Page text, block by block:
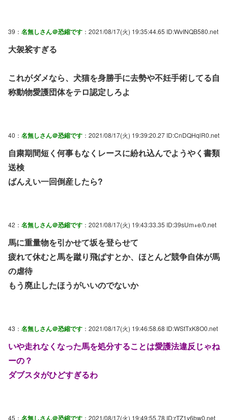
39： 名無しさん＠恐縮です ：2021/08/17(火) 19:35:44.65 ID:WvINQB580.net
大袈裟すぎる
これがダメなら、犬猫を身勝手に去勢や不妊手術してる自
称動物愛護団体をテロ認定しろよ
40： 名無しさん＠恐縮です ：2021/08/17(火) 19:39:20.27 ID:CnDQHqlR0.net
自粛期間短く何事もなくレースに紛れ込んでようやく書類
送検
ばんえい一回倒産したら?
42： 名無しさん＠恐縮です ：2021/08/17(火) 19:43:33.35 ID:39sUm+e/0.net
馬に重量物を引かせて坂を登らせて
疲れて休むと馬を蹴り飛ばすとか、ほとんど競争自体が馬
の虐待
もう廃止したほうがいいのでないか
43： 名無しさん＠恐縮です ：2021/08/17(火) 19:46:58.68 ID:WStTxK8O0.net
いや走れなくなった馬を処分することは愛護法違反じゃね
ーの？
ダブスタがひどすぎるわ
45： 名無しさん＠恐縮です ：2021/08/17(火) 19:49:55.78 ID:rTZ1y6bw0.net